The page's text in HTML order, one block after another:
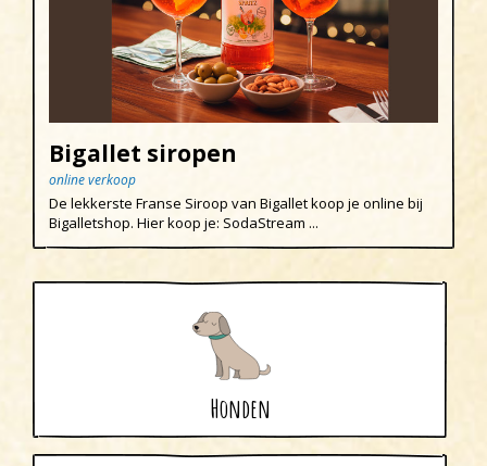
Bigallet siropen
online verkoop
De lekkerste Franse Siroop van Bigallet koop je online bij
Bigalletshop. Hier koop je: SodaStream ...
Honden